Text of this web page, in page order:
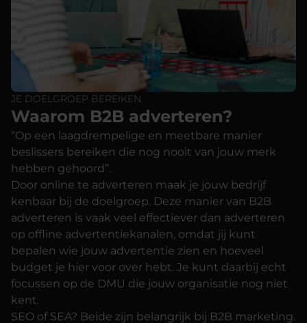
JE DOELGROEP BEREIKEN
Waarom B2B adverteren?
“Op een laagdrempelige en meetbare manier
beslissers bereiken die nog nooit van jouw merk
hebben gehoord”.
Door online te adverteren maak je jouw bedrijf
kenbaar bij de doelgroep. Deze manier van B2B
adverteren is vaak veel effectiever dan adverteren
op offline advertentiekanalen, omdat jij kunt
bepalen wie jouw advertentie zien en hoeveel
budget je hier voor over hebt. Je kunt daarbij echt
focussen op de DMU die jouw organisatie nog niet
kent.
SEO of SEA? Beide zijn belangrijk bij B2B marketing.